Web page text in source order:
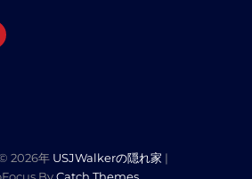
2026年 USJWalkerの隠れ家 |